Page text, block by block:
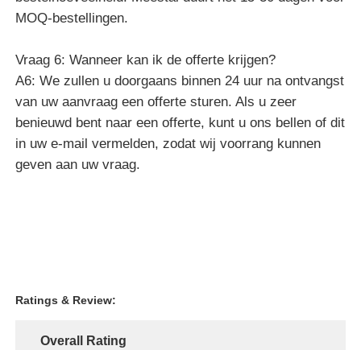
MOQ-bestellingen.
Vraag 6: Wanneer kan ik de offerte krijgen?
A6: We zullen u doorgaans binnen 24 uur na ontvangst
van uw aanvraag een offerte sturen. Als u zeer
benieuwd bent naar een offerte, kunt u ons bellen of dit
in uw e-mail vermelden, zodat wij voorrang kunnen
geven aan uw vraag.
Ratings & Review:
Overall Rating